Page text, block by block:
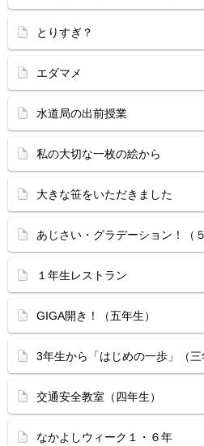
とりすぎ？
エダマメ
水道局の出前授業
私の大切な一枚の絵から
大きな笹をいただきました
あじさい・グラデーション！（５
１年生レストラン
GIGA開き！（五年生）
3年生から「はじめの一歩」（三
交通安全教室（四年生）
なかよしウィーク１・６年